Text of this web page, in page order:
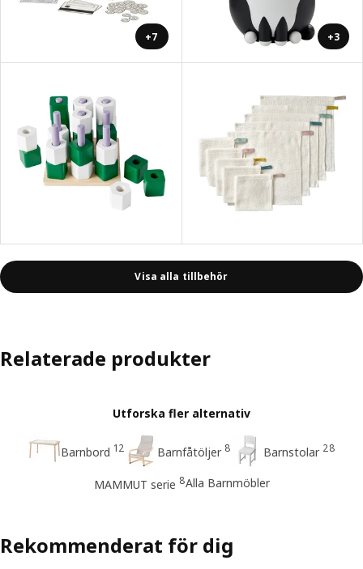
+7 +3
Visa alla tillbehör
Relaterade produkter
Utforska fler alternativ
Barnbord 12 Barnfåtöljer 8 Barnstolar 28
MAMMUT serie 8Alla Barnmöbler
Rekommenderat för dig